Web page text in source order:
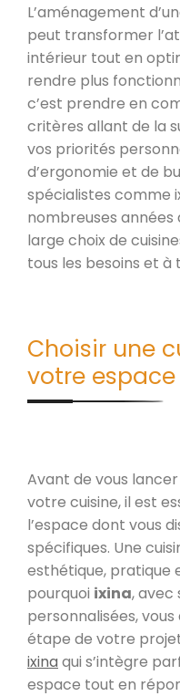
L’aménagement
peut transformer
intérieur tout en
rendre plus
c’est prendre en
critères allant de la
vos priorités
d’ergonomie et de
spécialistes comme
nombreuses années
large choix de
tous les besoins et à
Choisir une
votre
Avant de vous
votre cuisine, il est
l’espace dont vous
spécifiques. Une
esthétique, pratique
pourquoi ixina, avec
personnalisées,
étape de votre
ixina qui s’intègre
espace tout en